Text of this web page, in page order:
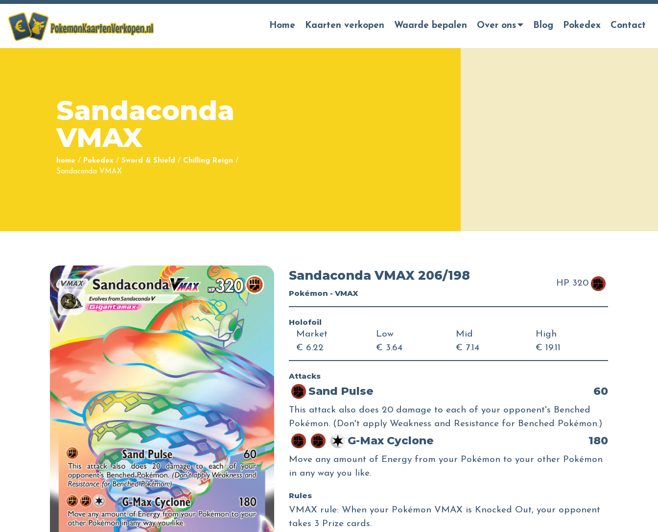
Home Kaarten verkopen Waarde bepalen Over ons Blog Pokedex Contact
Sandaconda
VMAX
home / Pokedex / Sword & Shield / Chilling Reign /
Sandaconda VMAX
Sandaconda VMAX 206/198
Pokémon - VMAX
HP 320
Holofoil
Market
€ 6.22
Low
€ 3.64
Mid
€ 7.14
High
€ 19.11
Attacks
Sand Pulse 60
This attack also does 20 damage to each of your opponent's Benched
Pokémon. (Don't apply Weakness and Resistance for Benched Pokémon.)
G-Max Cyclone 180
Move any amount of Energy from your Pokémon to your other Pokémon
in any way you like.
Rules
VMAX rule: When your Pokémon VMAX is Knocked Out, your opponent
takes 3 Prize cards.